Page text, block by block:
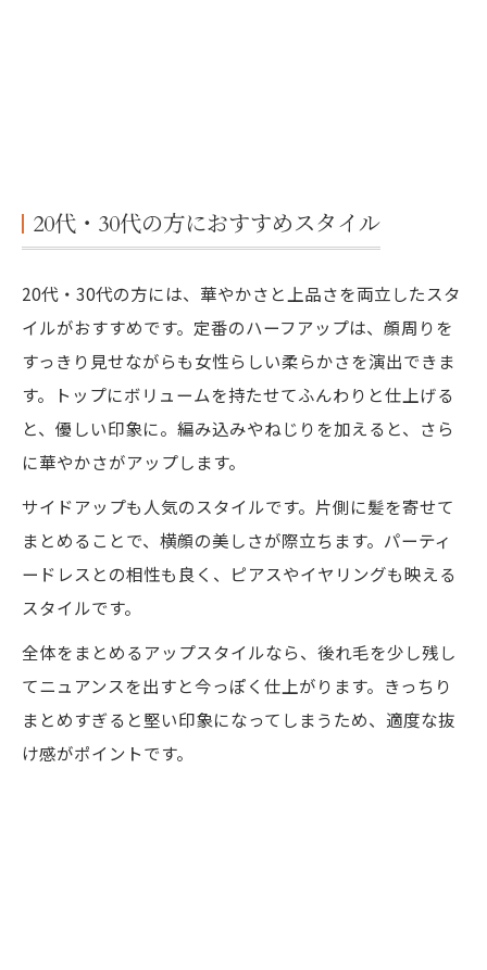
20代・30代の方におすすめスタイル
20代・30代の方には、華やかさと上品さを両立したスタ
イルがおすすめです。定番のハーフアップは、顔周りを
すっきり見せながらも女性らしい柔らかさを演出できま
す。トップにボリュームを持たせてふんわりと仕上げる
と、優しい印象に。編み込みやねじりを加えると、さら
に華やかさがアップします。
サイドアップも人気のスタイルです。片側に髪を寄せて
まとめることで、横顔の美しさが際立ちます。パーティ
ードレスとの相性も良く、ピアスやイヤリングも映える
スタイルです。
全体をまとめるアップスタイルなら、後れ毛を少し残し
てニュアンスを出すと今っぽく仕上がります。きっちり
まとめすぎると堅い印象になってしまうため、適度な抜
け感がポイントです。